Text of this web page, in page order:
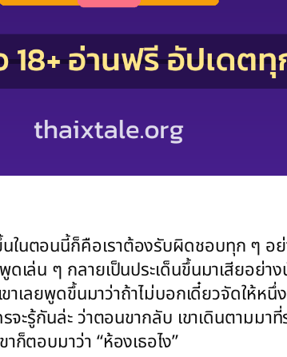
ในตอนนี้ก็คือเราต้องรับผิดชอบทุก ๆ อ
ล่น ๆ กลายเป็นประเด็นขึ้นมาเสียอย่าง
ขาเลยพูดขึ้นมาว่าถ้าไม่บอกเดี๋ยวจัดใ
จะรู้กันล่ะ ว่าตอนขากลับ เขาเดินตามม
ก็ตอบมาว่า “ห้องเธอไง”